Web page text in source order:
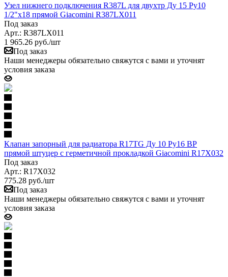
Узел нижнего подключения R387L для двухтр Ду 15 Ру10
1/2"x18 прямой Giacomini R387LX011
Под заказ
Арт.: R387LX011
1 965.26 руб./шт
Под заказ
Наши менеджеры обязательно свяжутся с вами и уточнят
условия заказа
Клапан запорный для радиатора R17TG Ду 10 Ру16 ВР
прямой штуцер с герметичной прокладкой Giacomini R17X032
Под заказ
Арт.: R17X032
775.28 руб./шт
Под заказ
Наши менеджеры обязательно свяжутся с вами и уточнят
условия заказа